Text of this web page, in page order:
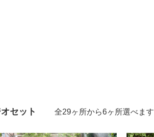
セット 全29ヶ所から6ヶ所選べます